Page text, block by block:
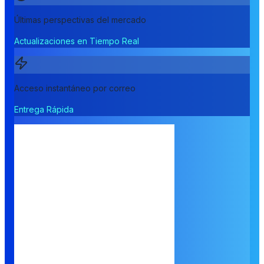
Últimas perspectivas del mercado
Actualizaciones en Tiempo Real
Acceso instantáneo por correo
Entrega Rápida